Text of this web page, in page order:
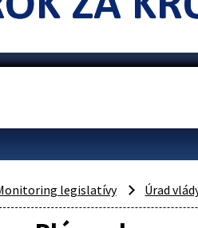
legislatívy Úrad